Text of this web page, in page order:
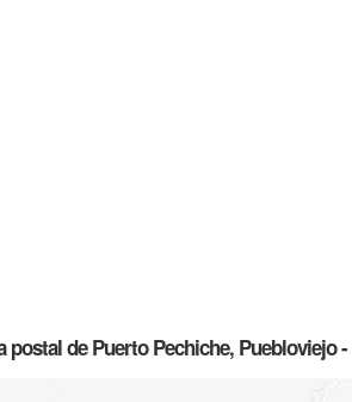
postal de Puerto Pechiche, Puebloviejo